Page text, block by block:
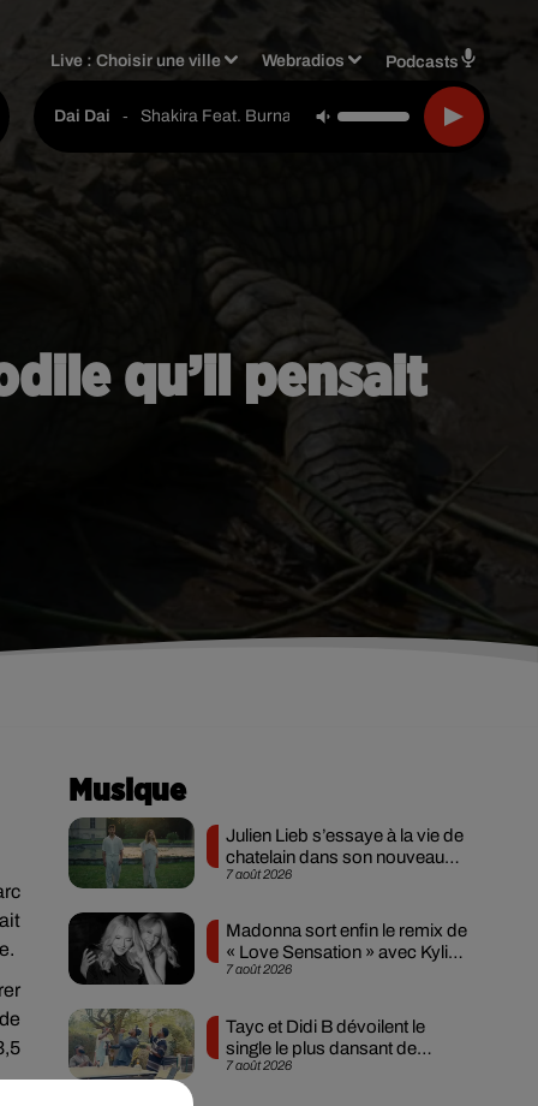
Live :Choisir une ville Webradios Podcasts
Dai Dai - Shakira Feat. Burna Boy
qu’il pensait
Musique
7 août 2026
Julien Lieb s’essaye à la vie de
chatelain dans son nouveau
clip
7 août 2026
Madonna sort enfin le remix de
« Love Sensation » avec Kylie
Minogue
7 août 2026
Tayc et Didi B dévoilent le
single le plus dansant de
l’année